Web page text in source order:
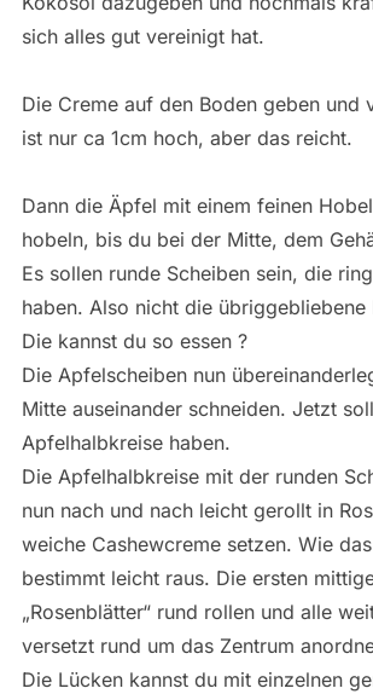
sich alles gut vereinigt hat.
Die Creme auf den Boden geben und
ist nur ca 1cm hoch, aber das reicht.
Dann die Äpfel mit einem feinen
hobeln, bis du bei der Mitte, dem
Es sollen runde Scheiben sein, die
haben. Also nicht die übriggebliebene
Die kannst du so essen ?
Die Apfelscheiben nun
Mitte auseinander schneiden. Jetzt
Apfelhalbkreise haben.
Die Apfelhalbkreise mit der runden
nun nach und nach leicht gerollt in
weiche Cashewcreme setzen. Wie
bestimmt leicht raus. Die ersten
„Rosenblätter“ rund rollen und alle
versetzt rund um das Zentrum
Die Lücken kannst du mit einzelnen